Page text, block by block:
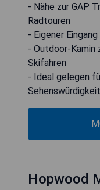
- Nähe zur GAP
Radtouren
- Eigener
- Outdoor-Kamin
Skifahren
- Ideal gelegen
Hopwood